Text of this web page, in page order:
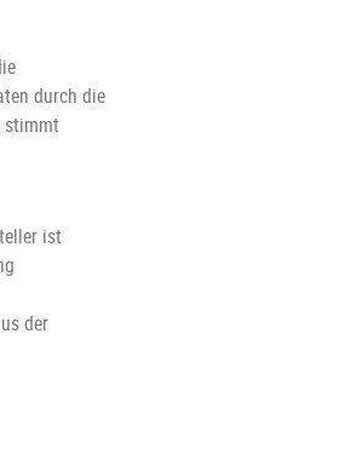
durch die
stimmt
ist
der